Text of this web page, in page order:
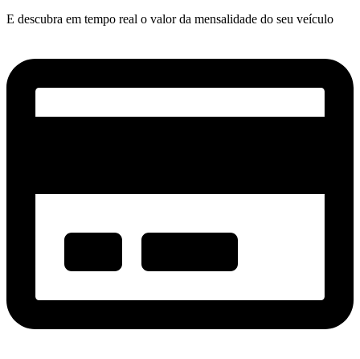
E descubra em tempo real o valor da mensalidade do seu veículo